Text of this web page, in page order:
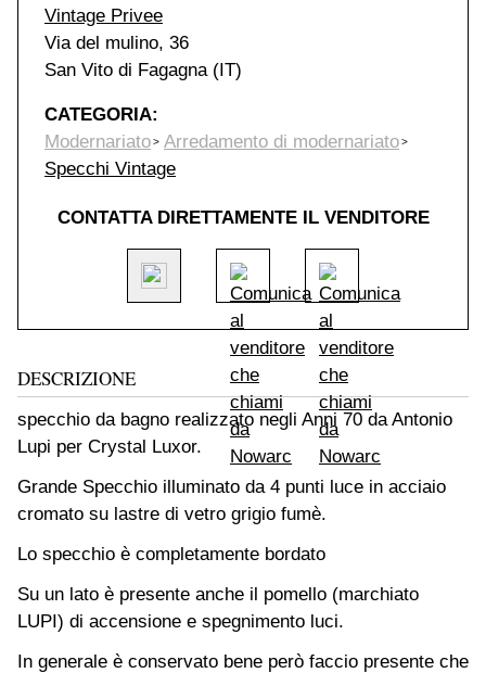
Vintage Privee
Via del mulino, 36
San Vito di Fagagna (IT)
CATEGORIA:
Modernariato
Arredamento di modernariato
Specchi Vintage
CONTATTA DIRETTAMENTE IL VENDITORE
DESCRIZIONE
specchio da bagno realizzato negli Anni 70 da Antonio
Lupi per Crystal Luxor.
Grande Specchio illuminato da 4 punti luce in acciaio
cromato su lastre di vetro grigio fumè.
Lo specchio è completamente bordato
Su un lato è presente anche il pomello (marchiato
LUPI) di accensione e spegnimento luci.
In generale è conservato bene però faccio presente che